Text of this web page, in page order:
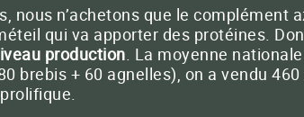
n’achetons que le complément
qui va apporter des protéines.
production. La moyenne
brebis + 60 agnelles), on a vendu